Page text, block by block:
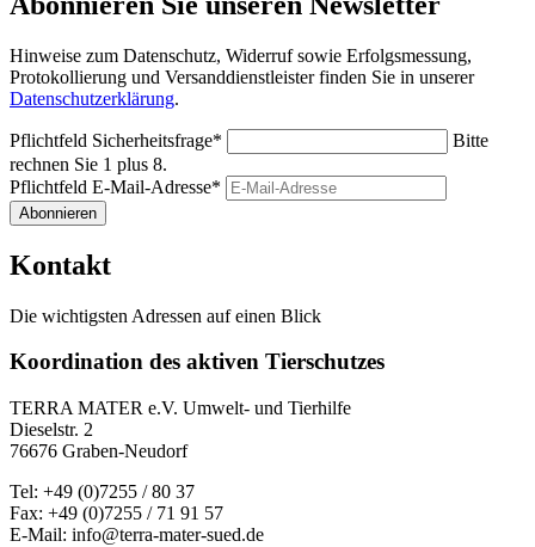
Hinweise zum Datenschutz, Widerruf sowie Erfolgsmessung,
Protokollierung und Versanddienstleister finden Sie in unserer
Datenschutzerklärung.
Pflichtfeld Sicherheitsfrage*
Bitte
rechnen Sie 1 plus 8.
Pflichtfeld E-Mail-Adresse*
Abonnieren
Kontakt
Die wichtigsten Adressen auf einen Blick
Koordination des aktiven Tierschutzes
TERRA MATER e.V. Umwelt- und Tierhilfe
Dieselstr. 2
76676 Graben-Neudorf
Tel: +49 (0)7255 / 80 37
Fax: +49 (0)7255 / 71 91 57
E-Mail: info@terra-mater-sued.de